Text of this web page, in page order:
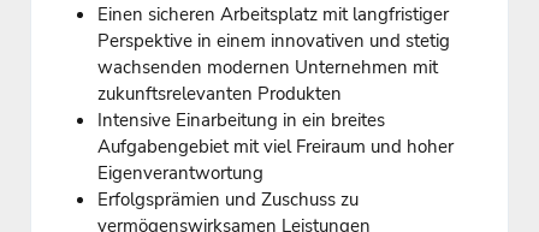
Einen sicheren Arbeitsplatz mit langfristiger
Perspektive in einem innovativen und stetig
wachsenden modernen Unternehmen mit
zukunftsrelevanten Produkten
Intensive Einarbeitung in ein breites
Aufgabengebiet mit viel Freiraum und hoher
Eigenverantwortung
Erfolgsprämien und Zuschuss zu
vermögenswirksamen Leistungen